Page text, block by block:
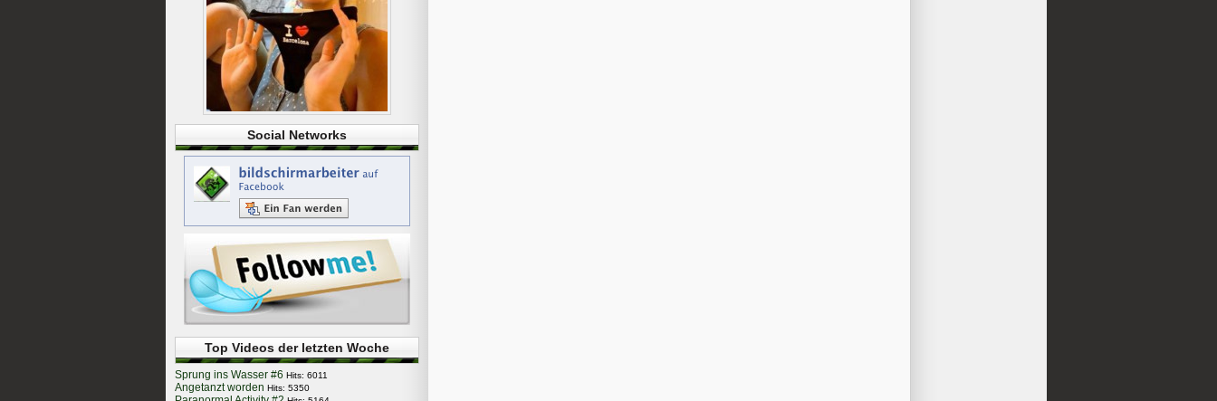
Social Networks
Top Videos der letzten Woche
Sprung ins Wasser #6 Hits: 6011
Angetanzt worden Hits: 5350